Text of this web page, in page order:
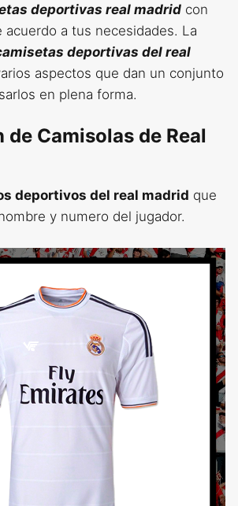
deportivas real madrid con
acuerdo a tus necesidades. La
deportivas del real
aspectos que dan un conjunto
en plena forma.
Camisolas de Real
deportivos del real madrid que
y numero del jugador.